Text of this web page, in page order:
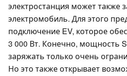
электростанция может также
электромобиль. Для этого
подключение EV, которое
3 000 Вт. Конечно, мощность
заряжать только очень
Но это также открывает